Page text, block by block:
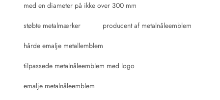
med en diameter på ikke over 300 mm
støbte metalmærker producent af metalnåleemblem
hårde emalje metallemblem
tilpassede metalnåleemblem med logo
emalje metalnåleemblem